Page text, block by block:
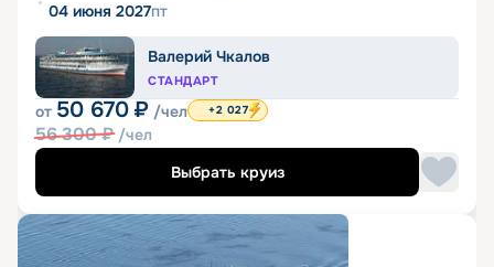
04 июня 2027пт
Валерий Чкалов
СТАНДАРТ
от 50 670 ₽ /чел
56 300₽ /чел
+2 027
Выбрать круиз